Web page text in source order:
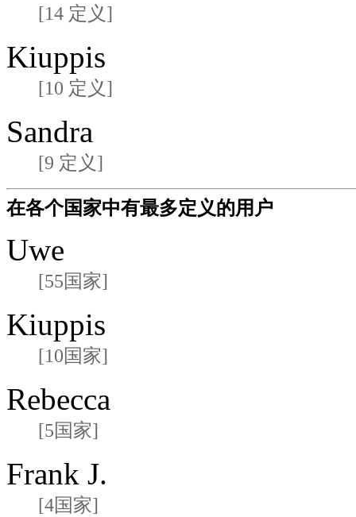
[14 定义]
Kiuppis
[10 定义]
Sandra
[9 定义]
在各个国家中有最多定义的用户
Uwe
[55国家]
Kiuppis
[10国家]
Rebecca
[5国家]
Frank J.
[4国家]